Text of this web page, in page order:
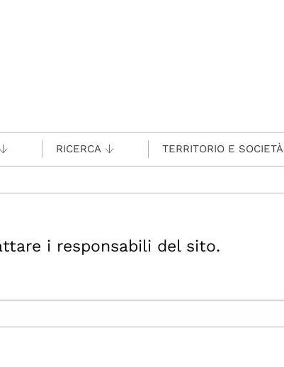
RICERCA TERRITORIO E SOCIETÀ
i responsabili del sito.